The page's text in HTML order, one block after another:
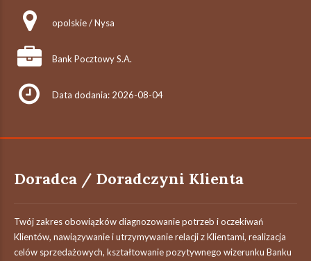
opolskie / Nysa
Bank Pocztowy S.A.
Data dodania: 2026-08-04
Doradca / Doradczyni Klienta
Twój zakres obowiązków diagnozowanie potrzeb i oczekiwań
Klientów, nawiązywanie i utrzymywanie relacji z Klientami, realizacja
celów sprzedażowych, kształtowanie pozytywnego wizerunku Banku